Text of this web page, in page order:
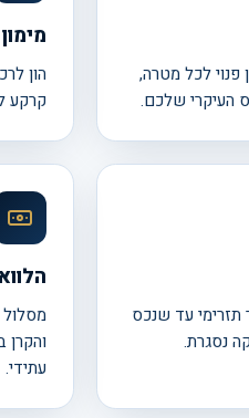
פנוי לכל מטרה,
העיקרי שלכם.
הון
קרקע
תזרימי עד שנכס
נסגרת.
והקרן
עתידי.